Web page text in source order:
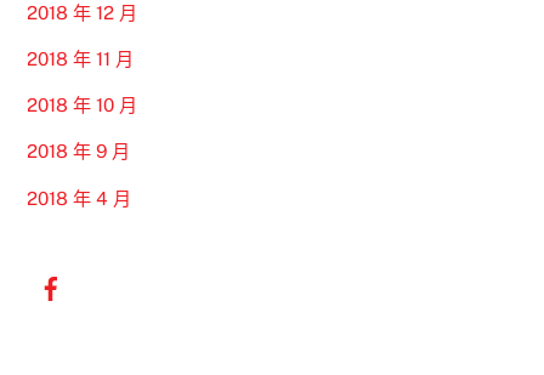
2018 年 12 月
2018 年 11 月
2018 年 10 月
2018 年 9 月
2018 年 4 月